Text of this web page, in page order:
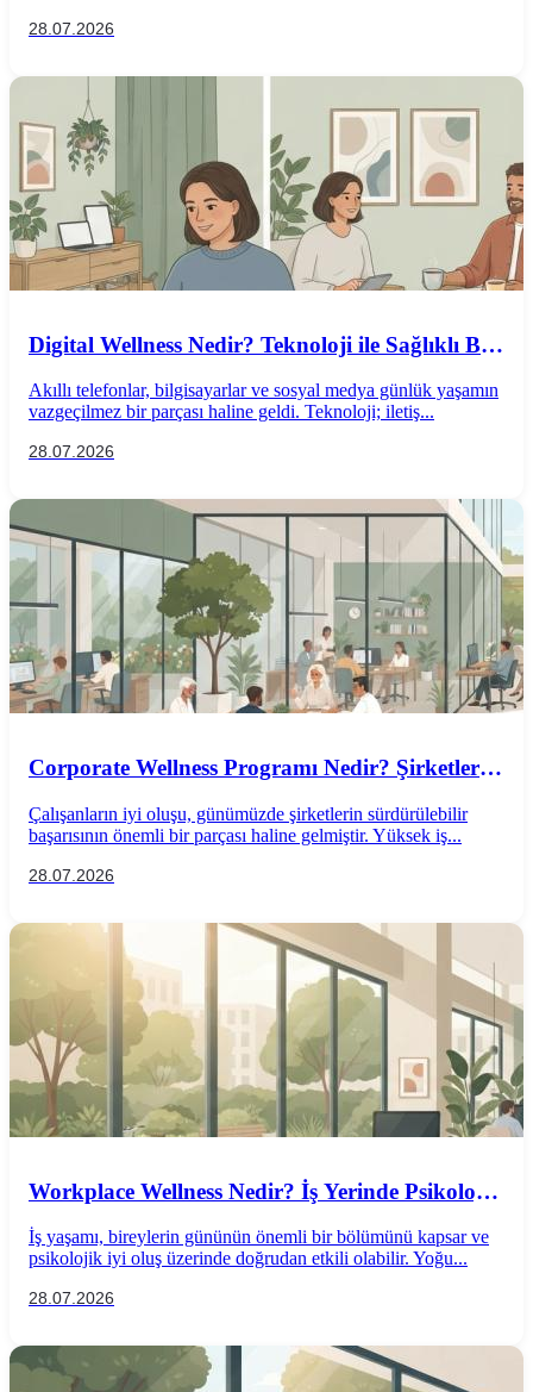
28.07.2026
Digital Wellness Nedir? Teknoloji ile Sağlıklı Bir
Akıllı telefonlar, bilgisayarlar ve sosyal medya günlük yaşamın
vazgeçilmez bir parçası haline geldi. Teknoloji; iletiş...
28.07.2026
Corporate Wellness Programı Nedir? Şirketler
Çalışanların iyi oluşu, günümüzde şirketlerin sürdürülebilir
başarısının önemli bir parçası haline gelmiştir. Yüksek iş...
28.07.2026
Workplace Wellness Nedir? İş Yerinde Psikolojik
İş yaşamı, bireylerin gününün önemli bir bölümünü kapsar ve
psikolojik iyi oluş üzerinde doğrudan etkili olabilir. Yoğu...
28.07.2026